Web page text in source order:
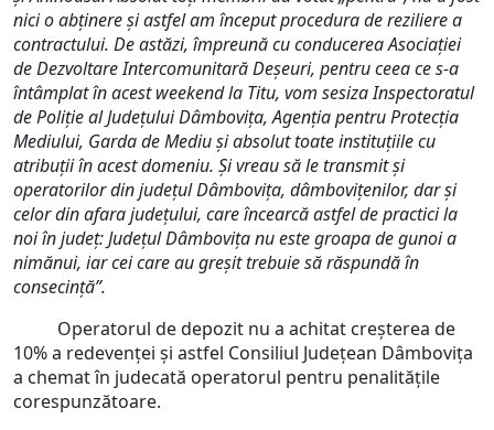
nici o abținere și astfel am început procedura de reziliere a
contractului. De astăzi, împreună cu conducerea Asociației
de Dezvoltare Intercomunitară Deșeuri, pentru ceea ce s-a
întâmplat în acest weekend la Titu, vom sesiza Inspectoratul
de Poliție al Județului Dâmbovița, Agenția pentru Protecția
Mediului, Garda de Mediu și absolut toate instituțiile cu
atribuții în acest domeniu. Și vreau să le transmit și
operatorilor din județul Dâmbovița, dâmbovițenilor, dar și
celor din afara județului, care încearcă astfel de practici la
noi în județ: Județul Dâmbovița nu este groapa de gunoi a
nimănui, iar cei care au greșit trebuie să răspundă în
consecință”.
Operatorul de depozit nu a achitat creșterea de
10% a redevenței și astfel Consiliul Județean Dâmbovița
a chemat în judecată operatorul pentru penalitățile
corespunzătoare.